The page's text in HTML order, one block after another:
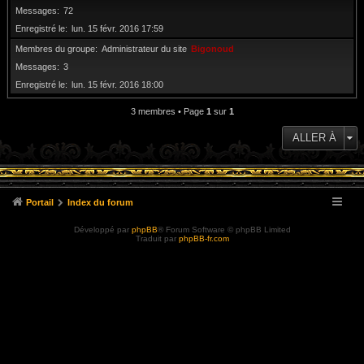
Messages
72
Enregistré le
lun. 15 févr. 2016 17:59
Membres du groupe Administrateur du site Bigonoud
Messages
3
Enregistré le
lun. 15 févr. 2016 18:00
3 membres • Page 1 sur 1
ALLER À
Portail Index du forum
Développé par phpBB® Forum Software © phpBB Limited
Traduit par phpBB-fr.com